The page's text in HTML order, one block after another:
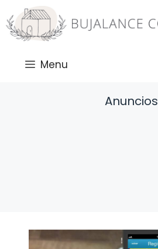
Saltar
al
contenido
Menu
Anuncios